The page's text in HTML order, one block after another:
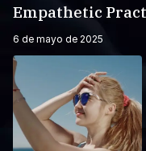
Empathetic
6 de mayo de 2025